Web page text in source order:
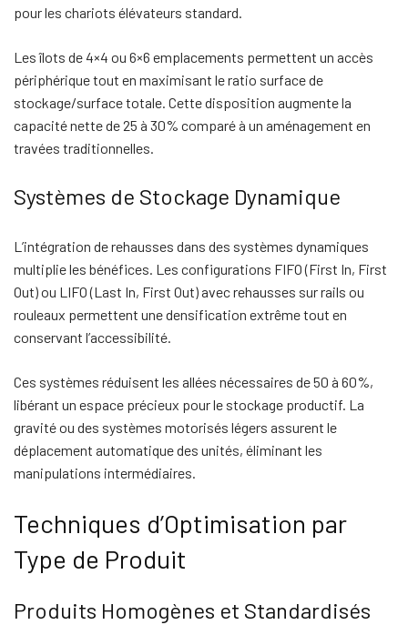
pour les chariots élévateurs standard.
Les îlots de 4×4 ou 6×6 emplacements permettent un accès
périphérique tout en maximisant le ratio surface de
stockage/surface totale. Cette disposition augmente la
capacité nette de 25 à 30% comparé à un aménagement en
travées traditionnelles.
Systèmes de Stockage Dynamique
L’intégration de rehausses dans des systèmes dynamiques
multiplie les bénéfices. Les configurations FIFO (First In, First
Out) ou LIFO (Last In, First Out) avec rehausses sur rails ou
rouleaux permettent une densification extrême tout en
conservant l’accessibilité.
Ces systèmes réduisent les allées nécessaires de 50 à 60%,
libérant un espace précieux pour le stockage productif. La
gravité ou des systèmes motorisés légers assurent le
déplacement automatique des unités, éliminant les
manipulations intermédiaires.
Techniques d’Optimisation par
Type de Produit
Produits Homogènes et Standardisés